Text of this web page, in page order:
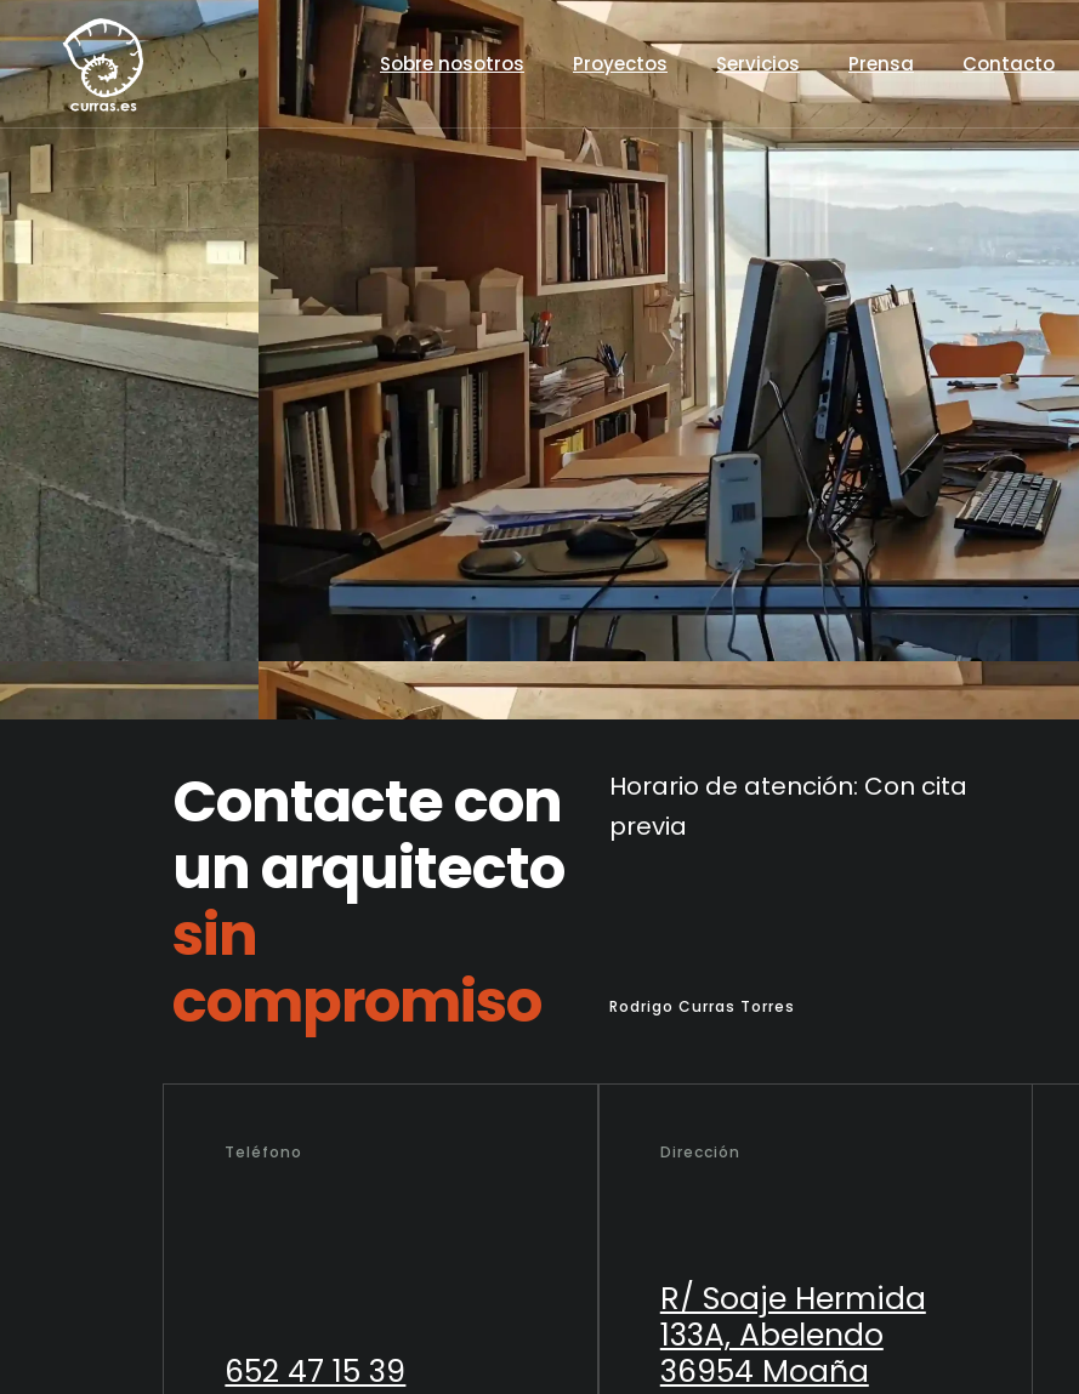
Sobre nosotros Proyectos Servicios Prensa Contacto
Contacte con
un arquitecto
sin
compromiso
Horario de atención: Con cita
previa
Rodrigo Curras Torres
Teléfono
652 47 15 39
Dirección
R/ Soaje Hermida
133A, Abelendo
36954 Moaña